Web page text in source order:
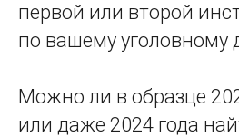
первой или второй
по вашему уголовному
Можно ли в образце
или даже 2024 года